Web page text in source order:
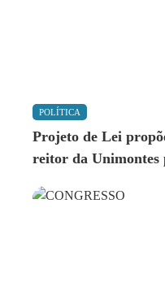
POLÍTICA
Projeto de Lei
reitor da Unimontes